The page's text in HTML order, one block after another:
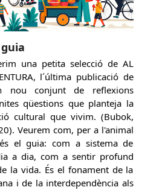
una petita selecció de AL
l´última publicació de
nou conjunt de reflexions
qüestions que planteja la
cultural que vivim. (Bubok,
Veurem com, per a l'animal
el guia: com a sistema de
a dia, com a sentir profund
la vida. És el fonament de la
i de la interdependència als